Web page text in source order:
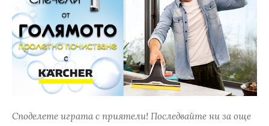
Споделете играта с приятели! Последвайте ни за още